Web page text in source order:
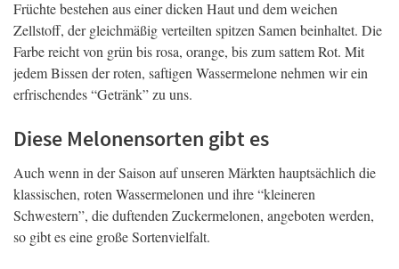
Früchte bestehen aus einer dicken Haut und dem weichen
Zellstoff, der gleichmäßig verteilten spitzen Samen beinhaltet. Die
Farbe reicht von grün bis rosa, orange, bis zum sattem Rot. Mit
jedem Bissen der roten, saftigen Wassermelone nehmen wir ein
erfrischendes “Getränk” zu uns.
Diese Melonensorten gibt es
Auch wenn in der Saison auf unseren Märkten hauptsächlich die
klassischen, roten Wassermelonen und ihre “kleineren
Schwestern”, die duftenden Zuckermelonen, angeboten werden,
so gibt es eine große Sortenvielfalt.